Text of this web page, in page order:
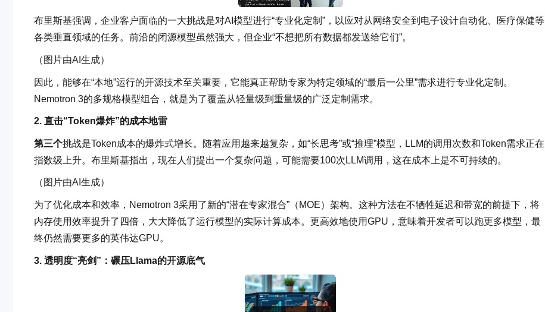
布里斯基强调，企业客户面临的一大挑战是对AI模型进行“专业化定制”，以应对从网络安全到电子设计自动化、医疗保健等
各类垂直领域的任务。前沿的闭源模型虽然强大，但企业“不想把所有数据都发送给它们”。
（图片由AI生成）
因此，能够在“本地”运行的开源技术至关重要，它能真正帮助专家为特定领域的“最后一公里”需求进行专业化定制。
Nemotron 3的多规格模型组合，就是为了覆盖从轻量级到重量级的广泛定制需求。
2. 直击“Token爆炸”的成本地雷
第三个挑战是Token成本的爆炸式增长。随着应用越来越复杂，如“长思考”或“推理”模型，LLM的调用次数和Token需求正在
指数级上升。布里斯基指出，现在人们提出一个复杂问题，可能需要100次LLM调用，这在成本上是不可持续的。
（图片由AI生成）
为了优化成本和效率，Nemotron 3采用了新的“潜在专家混合”（MOE）架构。这种方法在不牺牲延迟和带宽的前提下，将
内存使用效率提升了四倍，大大降低了运行模型的实际计算成本。更高效地使用GPU，意味着开发者可以跑更多模型，最
终仍然需要更多的英伟达GPU。
3. 透明度“亮剑”：碾压Llama的开源底气